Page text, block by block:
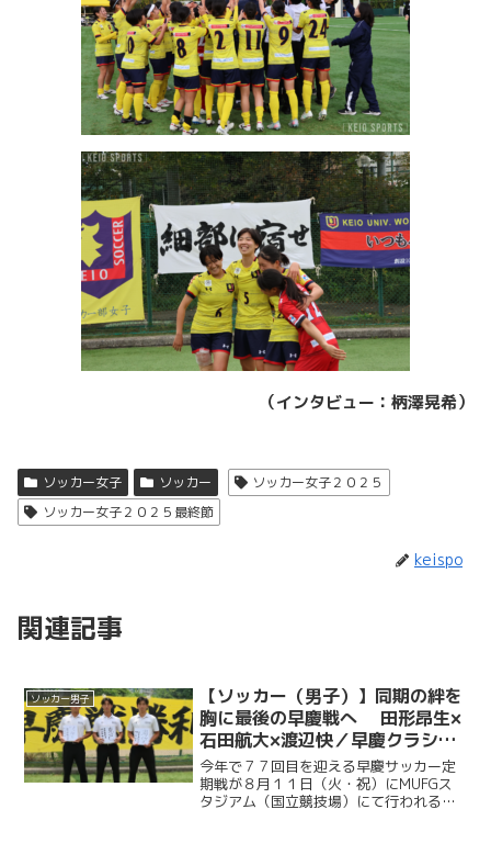
（インタビュー：柄澤晃希）
ソッカー女子 ソッカー
ソッカー女子２０２５
ソッカー女子２０２５最終節
keispo
関連記事
ソッカー男子
【ソッカー（男子）】同期の絆を
胸に最後の早慶戦へ 田形昂生×
石田航大×渡辺快／早慶クラシコ
２０２６直前企画第６弾
今年で７７回目を迎える早慶サッカー定
期戦が８月１１日（火・祝）にMUFGス
タジアム（国立競技場）にて行われる。